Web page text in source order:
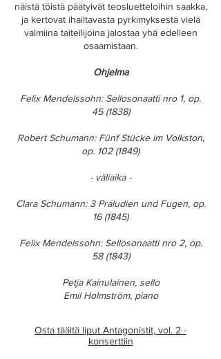
näistä töistä päätyivät teosluetteloihin saakka,
ja kertovat ihailtavasta pyrkimyksestä vielä
valmiina taiteilijoina jalostaa yhä edelleen
osaamistaan.
Ohjelma
Felix Mendelssohn: Sellosonaatti nro 1, op.
45 (1838)
Robert Schumann: Fünf Stücke im Volkston,
op. 102 (1849)
- väliaika -
Clara Schumann: 3 Präludien und Fugen, op.
16 (1845)
Felix Mendelssohn: Sellosonaatti nro 2, op.
58 (1843)
Petja Kainulainen, sello
Emil Holmström, piano
Osta täältä liput​ Antagonistit, vol. 2 -
konserttiin